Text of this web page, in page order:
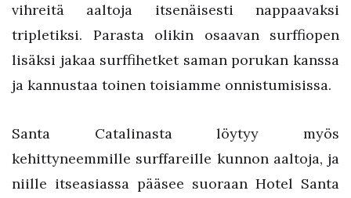
vihreitä aaltoja itsenäisesti nappaavaksi
tripletiksi. Parasta olikin osaavan surffiopen
lisäksi jakaa surffihetket saman porukan kanssa
ja kannustaa toinen toisiamme onnistumisissa.
Santa Catalinasta löytyy myös
kehittyneemmille surffareille kunnon aaltoja, ja
niille itseasiassa pääsee suoraan Hotel Santa